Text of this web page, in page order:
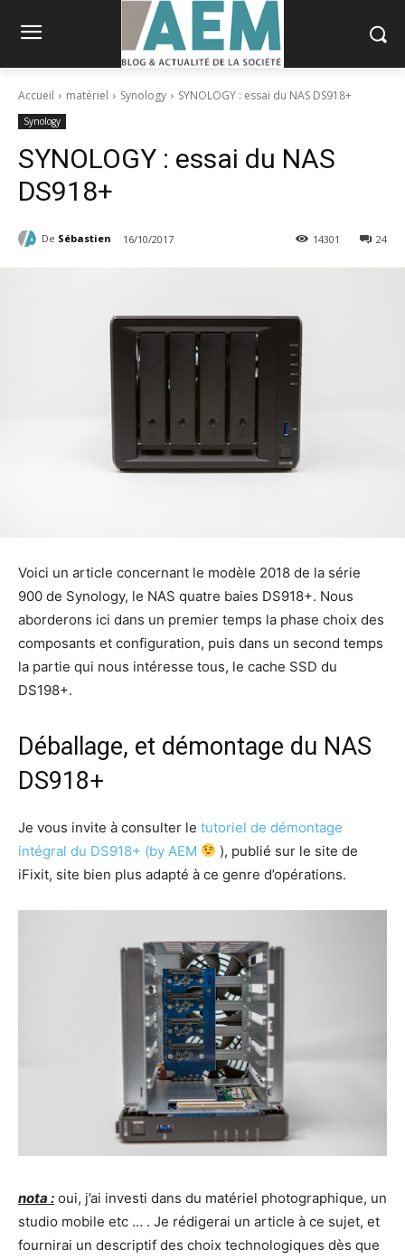
Accueil matériel Synology SYNOLOGY : essai du NAS DS918+
Synology
SYNOLOGY : essai du NAS
DS918+
De Sébastien 16/10/2017 24
14301
Voici un article concernant le modèle 2018 de la série
900 de Synology, le NAS quatre baies DS918+. Nous
aborderons ici dans un premier temps la phase choix des
composants et configuration, puis dans un second temps
la partie qui nous intéresse tous, le cache SSD du
DS198+.
Déballage, et démontage du NAS
DS918+
Je vous invite à consulter le tutoriel de démontage
intégral du DS918+ (by AEM
), publié sur le site de
iFixit, site bien plus adapté à ce genre d’opérations.
nota : oui, j’ai investi dans du matériel photographique, un
studio mobile etc … . Je rédigerai un article à ce sujet, et
fournirai un descriptif des choix technologiques dès que